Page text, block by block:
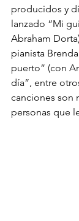
producidos y
lanzado “Mi
Abraham
pianista
puerto” (con
día”, entre
canciones son
personas que